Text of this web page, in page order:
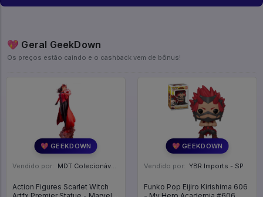
💖 Geral GeekDown
Os preços estão caindo e o cashback vem de bônus!
💖 GEEKDOWN
Vendido por: MDT Colecionáveis - DF
Action Figures Scarlet Witch
💖 GEEKDOWN
Vendido por: YBR Imports - SP
Funko Pop Eijiro Kirishima 606